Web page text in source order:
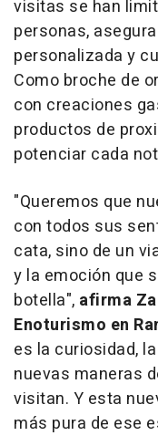
visitas se han
personas,
personalizada y
Como broche de
con creaciones
productos de
potenciar cada
"Queremos que
con todos sus
cata, sino de un
y la emoción que
botella", afirma
Enoturismo en
es la curiosidad,
nuevas maneras
visitan. Y esta
más pura de ese